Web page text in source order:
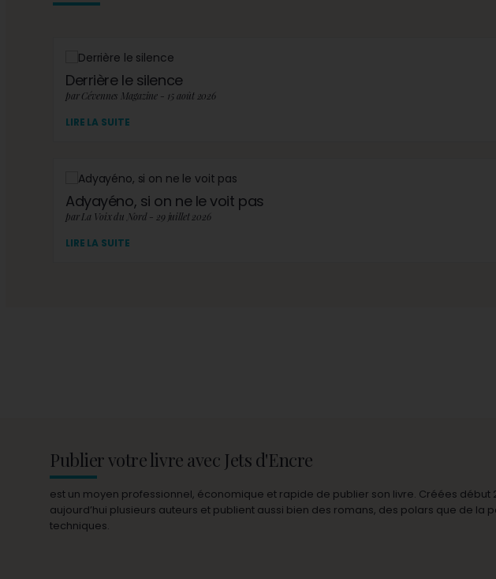
Derrière le silence
par Cévennes Magazine - 15 août 2026
LIRE LA SUITE
Adyayéno, si on ne le voit pas
par La Voix du Nord - 29 juillet 2026
LIRE LA SUITE
Publier votre livre avec Jets d'Encre
est un moyen professionnel, économique et rapide de publier son livre. Créées début
aujourd’hui plusieurs auteurs et publient aussi bien des romans, des polars que de la
techniques.